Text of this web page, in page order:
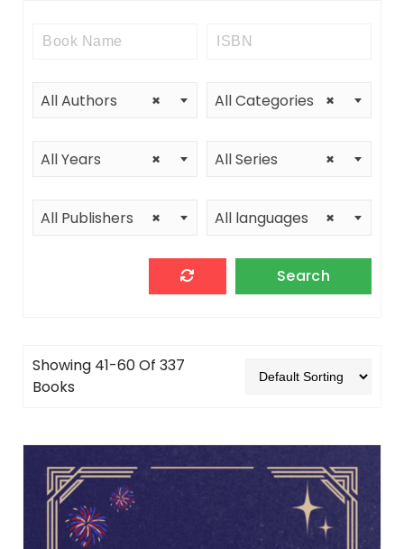
×
All Authors ×
All Categories
×
All Years ×
All Series
×
All Publishers ×
All languages
Showing 41-60 Of 337
Books